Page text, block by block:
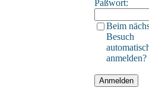
Paßwort:
Beim
Besuch
anmelden?